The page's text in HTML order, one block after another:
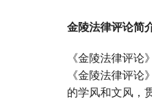
金陵法律评论简
《金陵法律评论
《金陵法律评
的学风和文风，